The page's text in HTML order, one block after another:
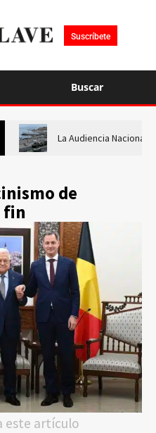
Suscríbete
Buscar
La Audiencia Nacional
de
fin
este artículo